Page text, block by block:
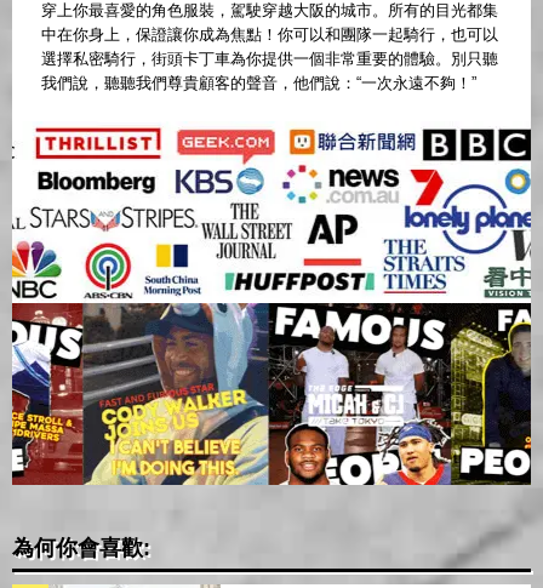
穿上你最喜愛的角色服裝，駕駛穿越大阪的城市。所有的目光都集
中在你身上，保證讓你成為焦點！你可以和團隊一起騎行，也可以
選擇私密騎行，街頭卡丁車為你提供一個非常重要的體驗。別只聽
我們說，聽聽我們尊貴顧客的聲音，他們說：“一次永遠不夠！”
為何你會喜歡: